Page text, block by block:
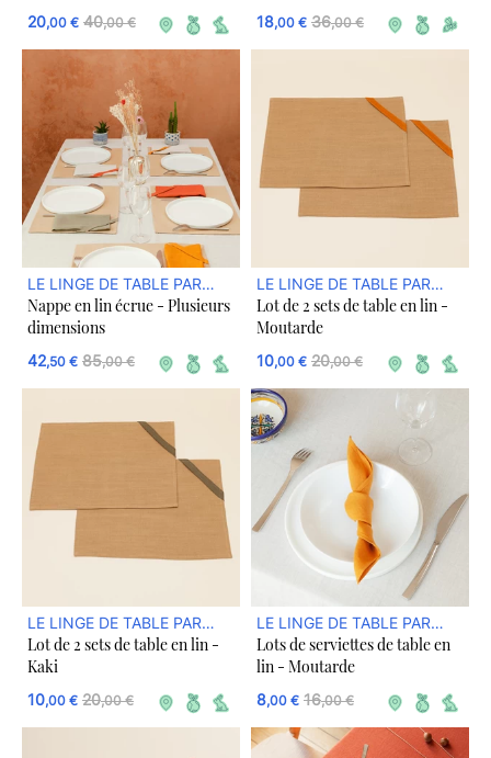
20,00 € 40,00 € 18,00 € 36,00 €
LE LINGE DE TABLE PAR
DREAM ACT
Nappe en lin écrue - Plusieurs
dimensions
42,50 € 85,00 €
LE LINGE DE TABLE PAR
DREAM ACT
Lot de 2 sets de table en lin -
Moutarde
10,00 € 20,00 €
LE LINGE DE TABLE PAR
DREAM ACT
Lot de 2 sets de table en lin -
Kaki
10,00 € 20,00 €
LE LINGE DE TABLE PAR
DREAM ACT
Lots de serviettes de table en
lin - Moutarde
8,00 € 16,00 €